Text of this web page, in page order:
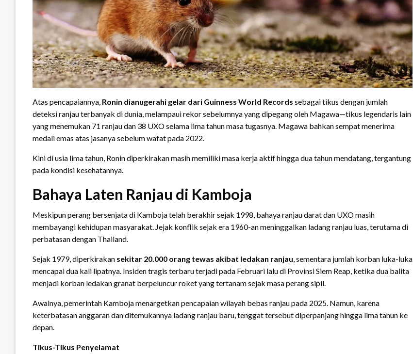
Atas pencapaiannya, Ronin dianugerahi gelar dari Guinness World Records sebagai tikus dengan jumlah
deteksi ranjau terbanyak di dunia, melampaui rekor sebelumnya yang dipegang oleh Magawa—tikus legendaris lain
yang menemukan 71 ranjau dan 38 UXO selama lima tahun masa tugasnya. Magawa bahkan sempat menerima
medali emas atas jasanya sebelum wafat pada 2022.
Kini di usia lima tahun, Ronin diperkirakan masih memiliki masa kerja aktif hingga dua tahun mendatang, tergantung
pada kondisi kesehatannya.
Bahaya Laten Ranjau di Kamboja
Meskipun perang bersenjata di Kamboja telah berakhir sejak 1998, bahaya ranjau darat dan UXO masih
membayangi kehidupan masyarakat. Jejak konflik sejak era 1960-an meninggalkan ladang ranjau luas, terutama di
perbatasan dengan Thailand.
Sejak 1979, diperkirakan sekitar 20.000 orang tewas akibat ledakan ranjau, sementara jumlah korban luka-luka
mencapai dua kali lipatnya. Insiden tragis terbaru terjadi pada Februari lalu di Provinsi Siem Reap, ketika dua balita
menjadi korban ledakan granat berpeluncur roket yang tertanam sejak masa perang sipil.
Awalnya, pemerintah Kamboja menargetkan pencapaian wilayah bebas ranjau pada 2025. Namun, karena
keterbatasan anggaran dan ditemukannya ladang ranjau baru, tenggat tersebut diperpanjang hingga lima tahun ke
depan.
Tikus-Tikus Penyelamat